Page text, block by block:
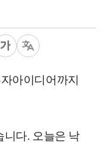
아이디어까지
니다. 오늘은 낙